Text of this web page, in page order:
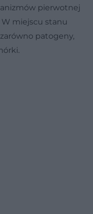
pierwotnej
miejscu stanu
patogeny,